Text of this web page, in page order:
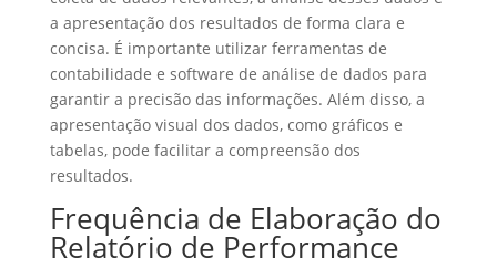
a apresentação dos resultados de forma clara e
concisa. É importante utilizar ferramentas de
contabilidade e software de análise de dados para
garantir a precisão das informações. Além disso, a
apresentação visual dos dados, como gráficos e
tabelas, pode facilitar a compreensão dos
resultados.
Frequência de Elaboração do
Relatório de Performance